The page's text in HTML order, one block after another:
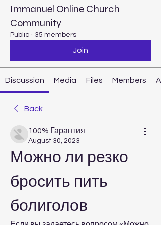
Immanuel Online Church
Community
Public · 35 members
Join
Discussion Media Files Members
Back
100% Гарантия
August 30, 2023
Можно ли резко
бросить пить
болиголов